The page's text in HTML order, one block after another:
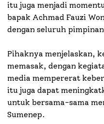
itu juga menjadi
bapak Achmad Fauzi
dengan seluruh
Pihaknya menjelaskan,
memasak, dengan
media mempererat
itu juga dapat
untuk bersama-sama
Sumenep.